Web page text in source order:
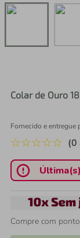
Colar de Ouro
Fornecido e entregue
☆☆☆☆☆ (0
Compre com
perfume